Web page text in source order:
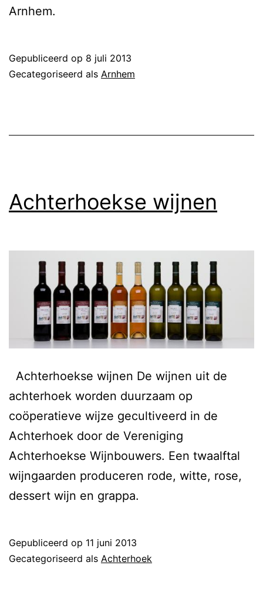
Arnhem.
Gepubliceerd op 8 juli 2013
Gecategoriseerd als Arnhem
Achterhoekse wijnen
Achterhoekse wijnen De wijnen uit de
achterhoek worden duurzaam op
coöperatieve wijze gecultiveerd in de
Achterhoek door de Vereniging
Achterhoekse Wijnbouwers. Een twaalftal
wijngaarden produceren rode, witte, rose,
dessert wijn en grappa.
Gepubliceerd op 11 juni 2013
Gecategoriseerd als Achterhoek